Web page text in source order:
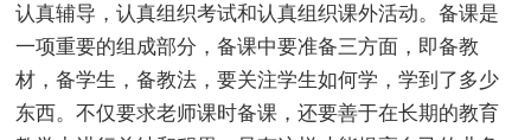
认真辅导，认真组织考试和认真组织课外活动。备课是
一项重要的组成部分，备课中要准备三方面，即备教
材，备学生，备教法，要关注学生如何学，学到了多少
东西。不仅要求老师课时备课，还要善于在长期的教育